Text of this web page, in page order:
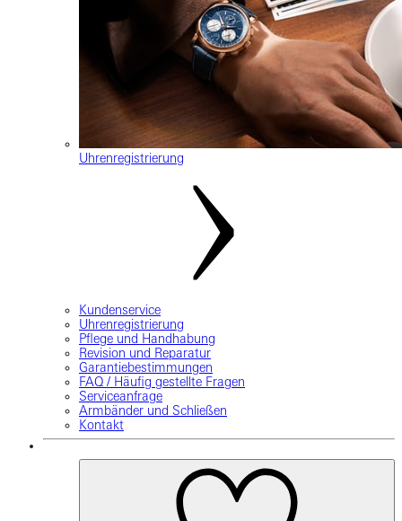
Uhrenregistrierung
Kundenservice
Uhrenregistrierung
Pflege und Handhabung
Revision und Reparatur
Garantiebestimmungen
FAQ / Häufig gestellte Fragen
Serviceanfrage
Armbänder und Schließen
Kontakt